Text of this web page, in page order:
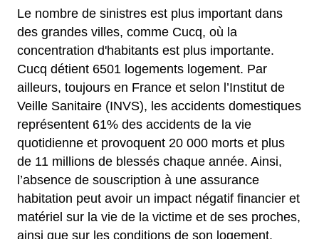
Le nombre de sinistres est plus important dans
des grandes villes, comme Cucq, où la
concentration d'habitants est plus importante.
Cucq détient 6501 logements logement. Par
ailleurs, toujours en France et selon l’Institut de
Veille Sanitaire (INVS), les accidents domestiques
représentent 61% des accidents de la vie
quotidienne et provoquent 20 000 morts et plus
de 11 millions de blessés chaque année. Ainsi,
l’absence de souscription à une assurance
habitation peut avoir un impact négatif financier et
matériel sur la vie de la victime et de ses proches,
ainsi que sur les conditions de son logement.